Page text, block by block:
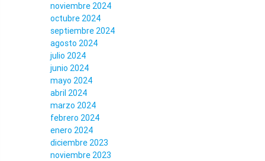
noviembre 2024
octubre 2024
septiembre 2024
agosto 2024
julio 2024
junio 2024
mayo 2024
abril 2024
marzo 2024
febrero 2024
enero 2024
diciembre 2023
noviembre 2023